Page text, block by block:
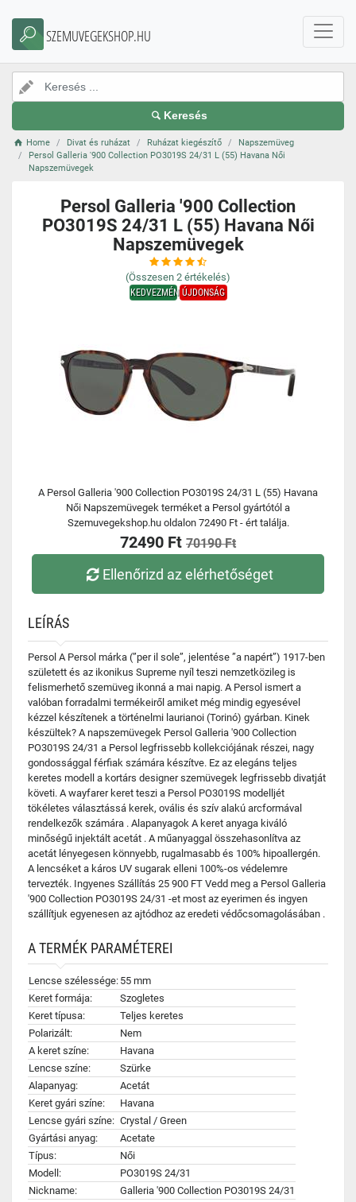
SZEMUVEGEKSHOP.HU
Keresés
Home Divat és ruházat Ruházat kiegészítő
Napszemüveg
Persol Galleria '900 Collection PO3019S 24/31 L (55) Havana Női
Napszemüvegek
Persol Galleria '900 Collection
PO3019S 24/31 L (55) Havana Női
Napszemüvegek
(Összesen 2 értékelés)
KEDVEZMÉNYÚJDONSÁG
A Persol Galleria '900 Collection PO3019S 24/31 L (55) Havana
Női Napszemüvegek terméket a Persol gyártótól a
Szemuvegekshop.hu oldalon 72490 Ft - ért találja.
72490 Ft 70190 Ft
Ellenőrizd az elérhetőséget
LEÍRÁS
Persol A Persol márka (”per il sole”, jelentése ”a napért”) 1917-ben
született és az ikonikus Supreme nyíl teszi nemzetközileg is
felismerhető szemüveg ikonná a mai napig. A Persol ismert a
valóban forradalmi termékeiről amiket még mindig egyesével
kézzel készítenek a történelmi laurianoi (Torinó) gyárban. Kinek
készültek? A napszemüvegek Persol Galleria '900 Collection
PO3019S 24/31 a Persol legfrissebb kollekciójának részei, nagy
gondossággal férfiak számára készítve. Ez az elegáns teljes
keretes modell a kortárs designer szemüvegek legfrissebb divatját
követi. A wayfarer keret teszi a Persol PO3019S modelljét
tökéletes választássá kerek, ovális és szív alakú arcformával
rendelkezők számára . Alapanyagok A keret anyaga kiváló
minőségű injektált acetát . A műanyaggal összehasonlítva az
acetát lényegesen könnyebb, rugalmasabb és 100% hipoallergén.
A lencséket a káros UV sugarak elleni 100%-os védelemre
tervezték. Ingyenes Szállítás 25 900 FT Vedd meg a Persol Galleria
'900 Collection PO3019S 24/31 -et most az eyerimen és ingyen
szállítjuk egyenesen az ajtódhoz az eredeti védőcsomagolásában .
A TERMÉK PARAMÉTEREI
Lencse szélessége: 55 mm
Keret formája:
Szogletes
Keret típusa:
Teljes keretes
Polarizált:
Nem
A keret színe:
Havana
Lencse színe:
Szürke
Alapanyag:
Acetát
Keret gyári színe:
Havana
Lencse gyári színe: Crystal / Green
Gyártási anyag:
Acetate
Típus:
Női
Modell:
PO3019S 24/31
Nickname:
Galleria '900 Collection PO3019S 24/31